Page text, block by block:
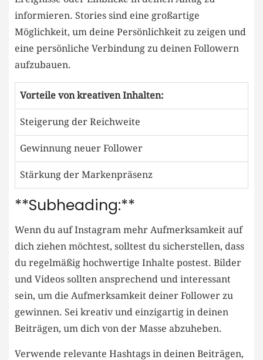
informieren. Stories sind ⁤eine großartige
Möglichkeit, um‍ deine‌ Persönlichkeit zu zeigen ⁤und
eine⁢ persönliche Verbindung zu ​deinen Followern
aufzubauen.
Vorteile von kreativen Inhalten:
Steigerung‍ der Reichweite
Gewinnung neuer Follower
Stärkung der Markenpräsenz
**Subheading:**
Wenn du ‍auf⁣ Instagram mehr ⁢Aufmerksamkeit ‍auf
dich ziehen möchtest, solltest⁤ du sicherstellen,‌ dass⁣
du regelmäßig hochwertige‌ Inhalte postest. Bilder
‌und​ Videos sollten ⁣ansprechend und interessant
sein, um die Aufmerksamkeit deiner Follower zu ​
gewinnen. Sei kreativ und‌ einzigartig in deinen
Beiträgen, um dich von der Masse abzuheben.
Verwende relevante Hashtags in deinen Beiträgen,